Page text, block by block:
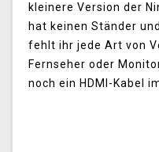
kleinere Version der
hat keinen Ständer
fehlt ihr jede Art von
Fernseher oder
noch ein HDMI-Kabel